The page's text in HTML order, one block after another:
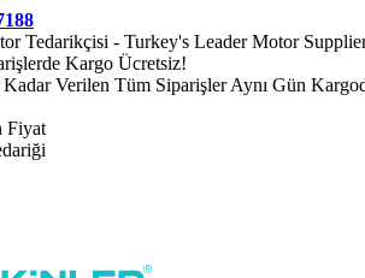
Tedarikçisi - Turkey's Leader Motor
Kargo Ücretsiz!
Verilen Tüm Siparişler Aynı Gün
Fiyat